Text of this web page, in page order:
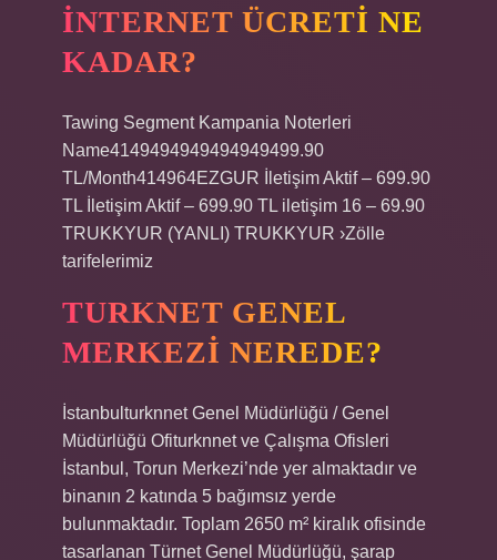
INTERNET ÜCRETI NE
KADAR?
Tawing Segment Kampania Noterleri
Name4149494949494949499.90
TL/Month414964EZGUR İletişim Aktif – 699.90
TL İletişim Aktif – 699.90 TL iletişim 16 – 69.90
TRUKKYUR (YANLI) TRUKKYUR ›Zölle
tarifelerimiz
TURKNET GENEL
MERKEZI NEREDE?
İstanbulturknnet Genel Müdürlüğü / Genel
Müdürlüğü Ofiturknnet ve Çalışma Ofisleri
İstanbul, Torun Merkezi’nde yer almaktadır ve
binanın 2 katında 5 bağımsız yerde
bulunmaktadır. Toplam 2650 m² kiralık ofisinde
tasarlanan Türnet Genel Müdürlüğü, şarap